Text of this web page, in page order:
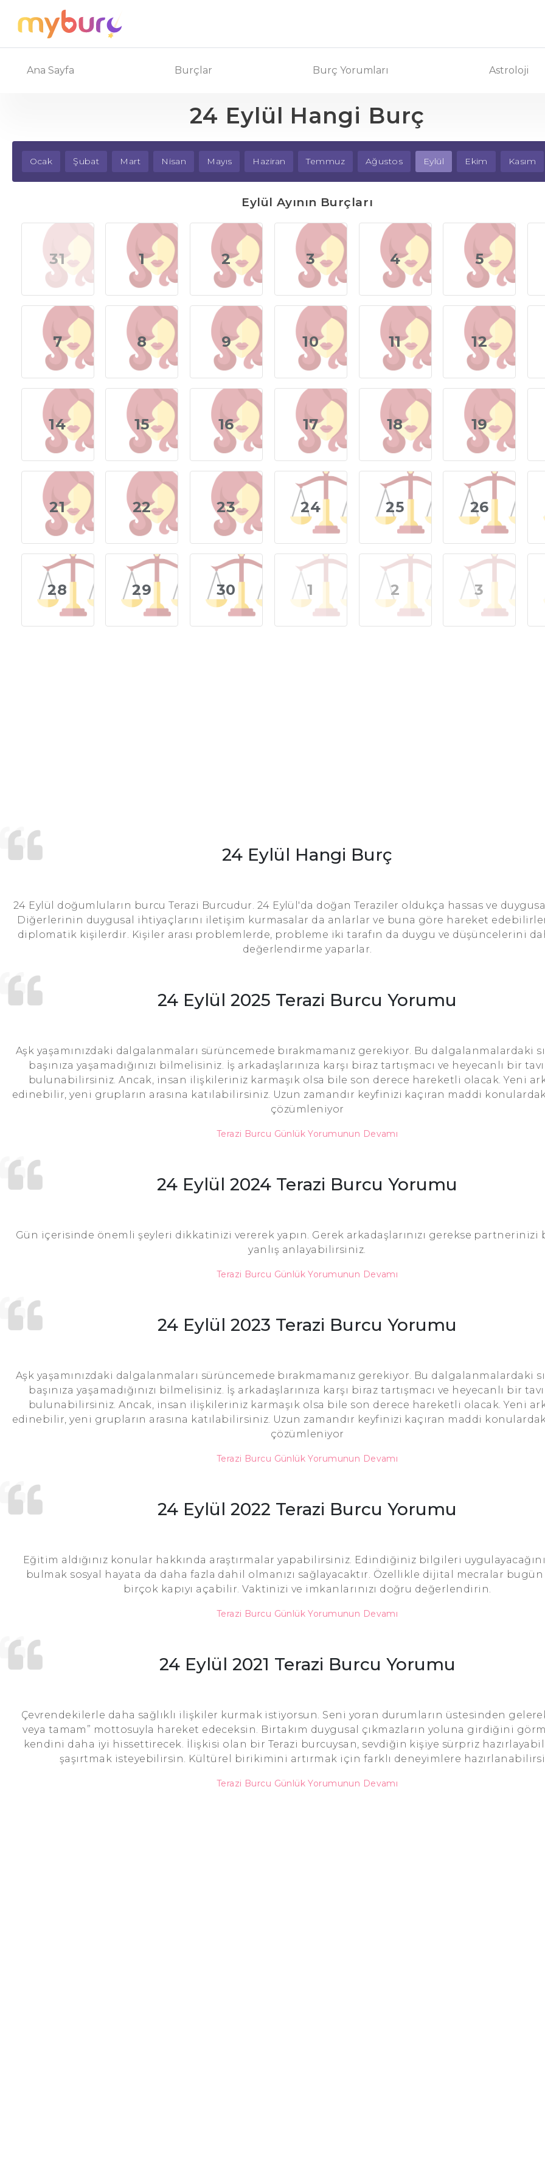
Ana Sayfa Burçlar Burç Yorumları Astroloji
24 Eylül Hangi Burç
Ocak Şubat Mart Nisan Mayıs Haziran Temmuz Ağustos Eylül Ekim Kasım
Eylül Ayının Burçları
31 1 2 3 4 5
7 8 9 10 11 12
14 15 16 17 18 19
21 22 23 24 25 26
28 29 30 1 2 3
24 Eylül Hangi Burç
24 Eylül doğumluların burcu Terazi Burcudur. 24 Eylül'da doğan Teraziler oldukça hassas ve
Diğerlerinin duygusal ihtiyaçlarını iletişim kurmasalar da anlarlar ve buna göre hareket
diplomatik kişilerdir. Kişiler arası problemlerde, probleme iki tarafın da duygu ve düşüncelerini
değerlendirme yaparlar.
24 Eylül 2025 Terazi Burcu Yorumu
Aşk yaşamınızdaki dalgalanmaları sürüncemede bırakmamanız gerekiyor. Bu dalgalanmalardaki
başınıza yaşamadığınızı bilmelisiniz. İş arkadaşlarınıza karşı biraz tartışmacı ve heyecanlı bir
bulunabilirsiniz. Ancak, insan ilişkileriniz karmaşık olsa bile son derece hareketli olacak. Yeni
edinebilir, yeni grupların arasına katılabilirsiniz. Uzun zamandır keyfinizi kaçıran maddi konulardaki
çözümleniyor
Terazi Burcu Günlük Yorumunun Devamı
24 Eylül 2024 Terazi Burcu Yorumu
Gün içerisinde önemli şeyleri dikkatinizi vererek yapın. Gerek arkadaşlarınızı gerekse partnerinizi
yanlış anlayabilirsiniz.
Terazi Burcu Günlük Yorumunun Devamı
24 Eylül 2023 Terazi Burcu Yorumu
Aşk yaşamınızdaki dalgalanmaları sürüncemede bırakmamanız gerekiyor. Bu dalgalanmalardaki
başınıza yaşamadığınızı bilmelisiniz. İş arkadaşlarınıza karşı biraz tartışmacı ve heyecanlı bir
bulunabilirsiniz. Ancak, insan ilişkileriniz karmaşık olsa bile son derece hareketli olacak. Yeni
edinebilir, yeni grupların arasına katılabilirsiniz. Uzun zamandır keyfinizi kaçıran maddi konulardaki
çözümleniyor
Terazi Burcu Günlük Yorumunun Devamı
24 Eylül 2022 Terazi Burcu Yorumu
Eğitim aldığınız konular hakkında araştırmalar yapabilirsiniz. Edindiğiniz bilgileri
bulmak sosyal hayata da daha fazla dahil olmanızı sağlayacaktır. Özellikle dijital mecralar bugün
birçok kapıyı açabilir. Vaktinizi ve imkanlarınızı doğru değerlendirin.
Terazi Burcu Günlük Yorumunun Devamı
24 Eylül 2021 Terazi Burcu Yorumu
Çevrendekilerle daha sağlıklı ilişkiler kurmak istiyorsun. Seni yoran durumların üstesinden
veya tamam” mottosuyla hareket edeceksin. Birtakım duygusal çıkmazların yoluna girdiğini
kendini daha iyi hissettirecek. İlişkisi olan bir Terazi burcuysan, sevdiğin kişiye sürpriz
şaşırtmak isteyebilirsin. Kültürel birikimini artırmak için farklı deneyimlere
Terazi Burcu Günlük Yorumunun Devamı